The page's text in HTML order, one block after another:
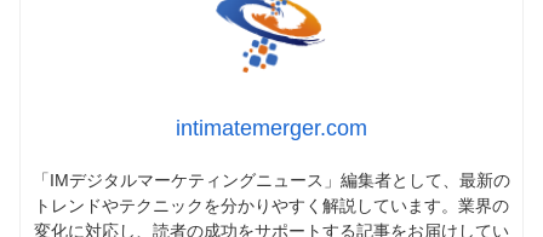
intimatemerger.com
「IMデジタルマーケティングニュース」編集者として、最新の
トレンドやテクニックを分かりやすく解説しています。業界の
変化に対応し、読者の成功をサポートする記事をお届けしてい